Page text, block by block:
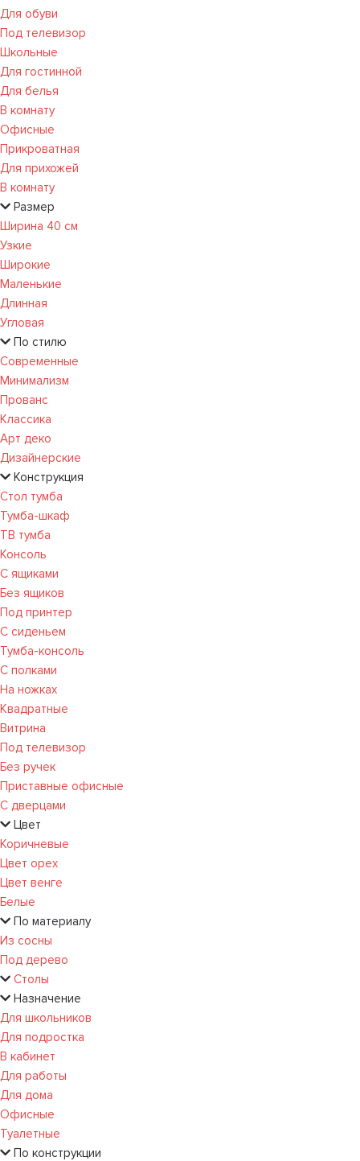
Для обуви
Под телевизор
Школьные
Для гостинной
Для белья
В комнату
Офисные
Прикроватная
Для прихожей
В комнату
Размер
Ширина 40 см
Узкие
Широкие
Маленькие
Длинная
Угловая
По стилю
Современные
Минимализм
Прованс
Классика
Арт деко
Дизайнерские
Конструкция
Стол тумба
Тумба-шкаф
ТВ тумба
Консоль
С ящиками
Без ящиков
Под принтер
С сиденьем
Тумба-консоль
С полками
На ножках
Квадратные
Витрина
Под телевизор
Без ручек
Приставные офисные
С дверцами
Цвет
Коричневые
Цвет орех
Цвет венге
Белые
По материалу
Из сосны
Под дерево
Столы
Назначение
Для школьников
Для подростка
В кабинет
Для работы
Для дома
Офисные
Туалетные
По конструкции